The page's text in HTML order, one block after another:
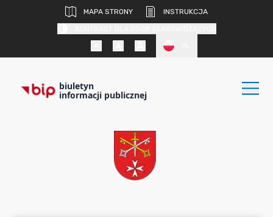
MAPA STRONY
INSTRUKCJA
biuletyn
informacji publicznej